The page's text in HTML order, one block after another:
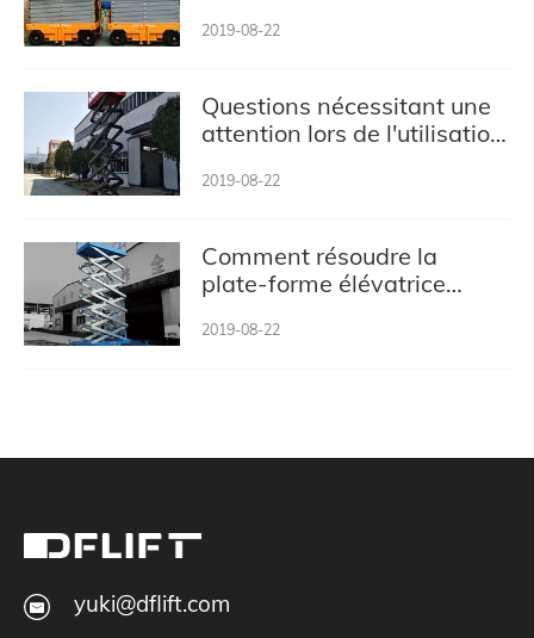
2019-08-22
Questions nécessitant une
attention lors de l'utilisation
d'ascenseur
2019-08-22
Comment résoudre la
plate-forme élévatrice
problèmes et l'entretien
2019-08-22
yuki@dflift.com